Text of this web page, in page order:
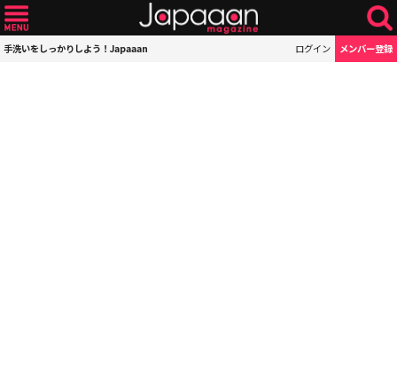
手洗いをしっかりしよう！Japaaan ログイン メンバー登録